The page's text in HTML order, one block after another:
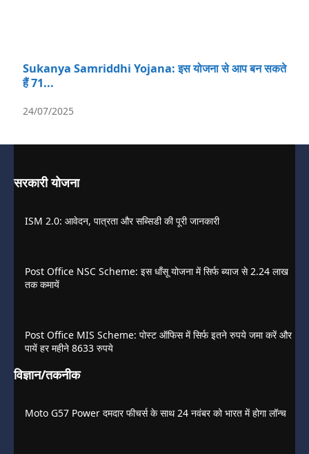
Sukanya Samriddhi Yojana: इस योजना से आप बन सकते
हैं 71...
24/07/2025
सरकारी योजना
ISM 2.0: आवेदन, पात्रता और सब्सिडी की पूरी जानकारी
Post Office NSC Scheme: इस धाँसू योजना में सिर्फ ब्याज से 2.24 लाख
तक कमायें
Post Office MIS Scheme: पोस्ट ऑफिस में सिर्फ इतने रुपये जमा करें और
पायें हर महीने 8633 रुपये
विज्ञान/तकनीक
Moto G57 Power दमदार फीचर्स के साथ 24 नवंबर को भारत में होगा लॉन्च